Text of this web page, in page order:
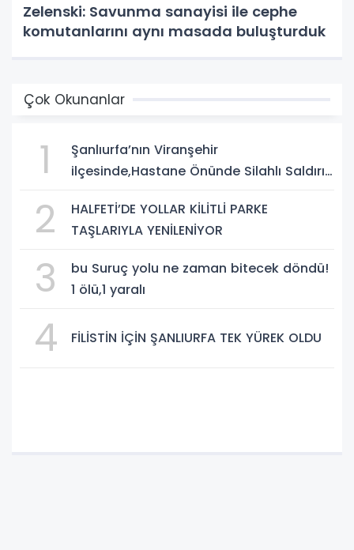
Zelenski: Savunma sanayisi ile cephe
komutanlarını aynı masada buluşturduk
Çok Okunanlar
1
Şanlıurfa’nın Viranşehir
ilçesinde,Hastane Önünde Silahlı Saldırı:
2
HALFETİ’DE YOLLAR KİLİTLİ PARKE
TAŞLARIYLA YENİLENİYOR
3
bu Suruç yolu ne zaman bitecek döndü!
1 ölü,1 yaralı
4 FİLİSTİN İÇİN ŞANLIURFA TEK YÜREK OLDU